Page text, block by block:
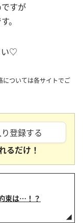
すが
。
い♡
ついては各サイトでご
登録する
るだけ！
束は…！？